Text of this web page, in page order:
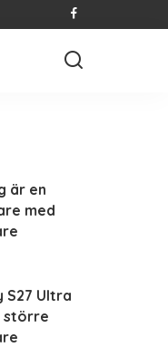
är en
med
S27 Ultra
större